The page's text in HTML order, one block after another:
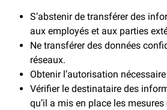
S’abstenir de transférer des
aux employés et aux parties
Ne transférer des données
réseaux.
Obtenir l’autorisation
Vérifier le destinataire des
qu’il a mis en place les